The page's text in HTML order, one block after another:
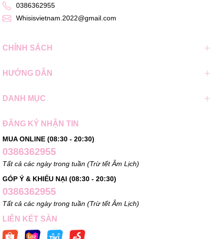
0386362955
Whisisvietnam.2022@gmail.com
CHÍNH SÁCH
HƯỚNG DẪN
DANH MỤC
ĐĂNG KÝ NHẬN TIN
MUA ONLINE (08:30 - 20:30)
0386362955
Tất cả các ngày trong tuần (Trừ tết Âm Lịch)
GÓP Ý & KHIẾU NẠI (08:30 - 20:30)
0386362955
Tất cả các ngày trong tuần (Trừ tết Âm Lịch)
LIÊN KẾT SÀN